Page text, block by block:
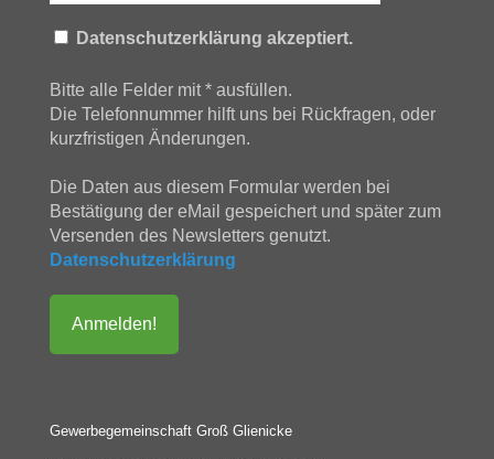
Datenschutzerklärung akzeptiert.
Bitte alle Felder mit * ausfüllen.
Die Telefonnummer hilft uns bei Rückfragen, oder
kurzfristigen Änderungen.
Die Daten aus diesem Formular werden bei
Bestätigung der eMail gespeichert und später zum
Versenden des Newsletters genutzt.
Datenschutzerklärung
Gewerbegemeinschaft Groß Glienicke